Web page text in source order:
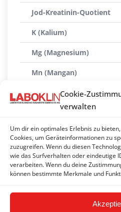
Cookie-
verwalten
Um dir ein optimales Erlebnis zu
Cookies, um Geräteinformationen zu
zuzugreifen. Wenn du diesen
wie das Surfverhalten oder eindeutige
verarbeiten. Wenn du deine
können bestimmte Merkmale und
Jod-Kreatinin-Quotient
K (Kalium)
Mg (Magnesium)
Mn (Mangan)
Mo (Molybdän)
Na (Natrium)
PO4 (Phosphat
Se (Selen)
Zn (Zink)